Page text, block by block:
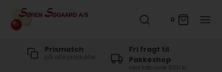
0
Prismatch
på alle produkter
Fri fragt til
Pakkeshop
ved køb over 500 kr